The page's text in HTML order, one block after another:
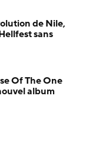
de Nile,
sans
Of The One
album